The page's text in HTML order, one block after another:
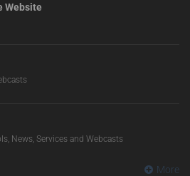
Website
News, Services and Webcasts
More